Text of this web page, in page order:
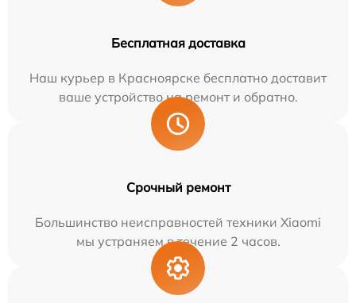
Бесплатная доставка
Наш курьер в Красноярске бесплатно доставит
ваше устройство на ремонт и обратно.
Срочный ремонт
Большинство неисправностей техники Xiaomi
мы устраняем в течение 2 часов.